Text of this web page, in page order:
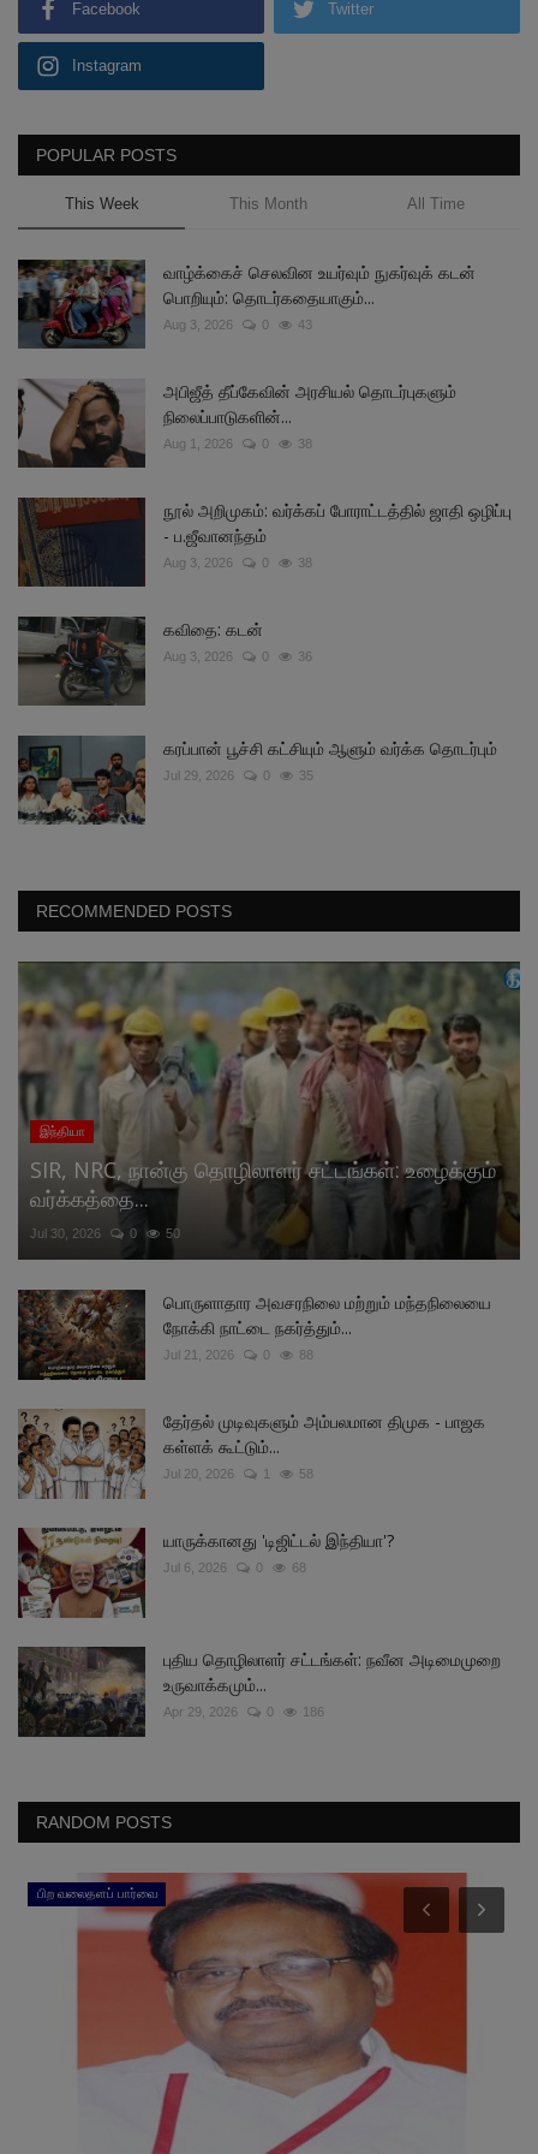
Facebook Twitter
Instagram
POPULAR POSTS
This Week This Month All Time
வாழ்க்கைச் செலவின உயர்வும் நுகர்வுக் கடன்
பொறியும்: தொடர்கதையாகும்...
Aug 3, 2026 0 43
அபிஜீத் தீப்கேவின் அரசியல் தொடர்புகளும்
நிலைப்பாடுகளின்...
Aug 1, 2026 0 38
நூல் அறிமுகம்: வர்க்கப் போராட்டத்தில் ஜாதி ஒழிப்பு
- ப.ஜீவானந்தம்
Aug 3, 2026 0 38
கவிதை: கடன்
Aug 3, 2026 0 36
கரப்பான் பூச்சி கட்சியும் ஆளும் வர்க்க தொடர்பும்
Jul 29, 2026 0 35
RECOMMENDED POSTS
இந்தியா
SIR, NRC, நான்கு தொழிலாளர் சட்டங்கள்: உழைக்கும்
வர்க்கத்தை...
Jul 30, 2026 0 50
பொருளாதார அவசரநிலை மற்றும் மந்தநிலையை
நோக்கி நாட்டை நகர்த்தும்...
Jul 21, 2026 0 88
தேர்தல் முடிவுகளும் அம்பலமான திமுக - பாஜக
கள்ளக் கூட்டும்...
Jul 20, 2026 1 58
யாருக்கானது 'டிஜிட்டல் இந்தியா'?
Jul 6, 2026 0 68
புதிய தொழிலாளர் சட்டங்கள்: நவீன அடிமைமுறை
உருவாக்கமும்...
Apr 29, 2026 0 186
RANDOM POSTS
பிற வலைதளப் பார்வை